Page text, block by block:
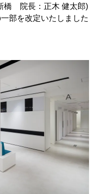
橋 院長：正木 健太郎)
部を改定いたしました